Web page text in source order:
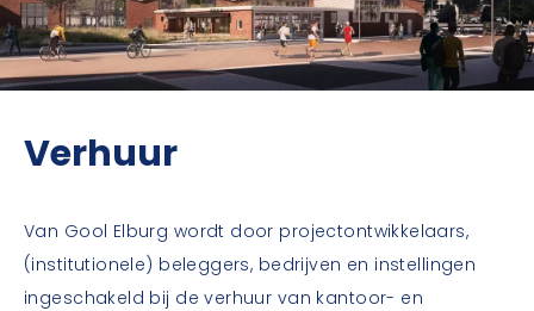
Verhuur
Van Gool Elburg wordt door projectontwikkelaars,
(institutionele) beleggers, bedrijven en instellingen
ingeschakeld bij de verhuur van kantoor- en